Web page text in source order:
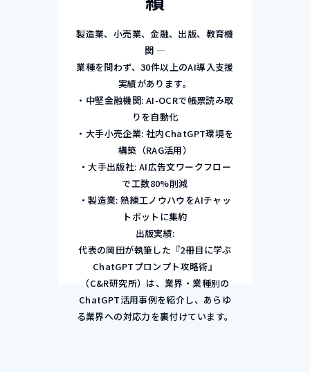
製造業、小売業、金融、出版、教育機
関 —
業種を問わず、30件以上のAI導入支援
実績があります。
・中堅金融機関: AI-OCRで帳票読み取
りを自動化
・大手小売企業: 社内ChatGPT環境を
構築（RAG活用）
・大手出版社: AI広告文ワークフロー
で工数80%削減
・製造業: 熟練工ノウハウをAIチャッ
トボットに集約
出版実績:
代表の岡田が執筆した『2冊目に学ぶ
ChatGPTプロンプト攻略術』
（C&R研究所）は、業界・業種別の
ChatGPT活用事例を紹介し、あらゆ
る業界への対応力を裏付けています。